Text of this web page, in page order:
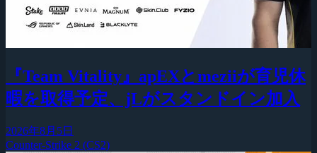
『Team Vitality』apEXとmeziiが育児休
暇を取得予定、jLがスタンドイン加入
2026年8月5日
Counter-Strike 2 (CS2)